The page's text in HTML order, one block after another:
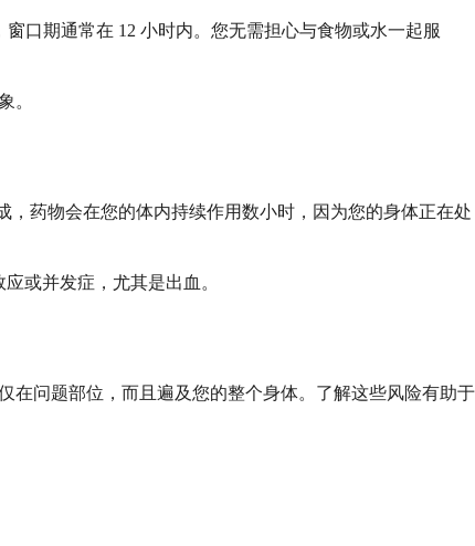
口期通常在 12 小时内。您无需担心与食物或水一起服
。
药物会在您的体内持续作用数小时，因为您的身体正在处
或并发症，尤其是出血。
在问题部位，而且遍及您的整个身体。了解这些风险有助于